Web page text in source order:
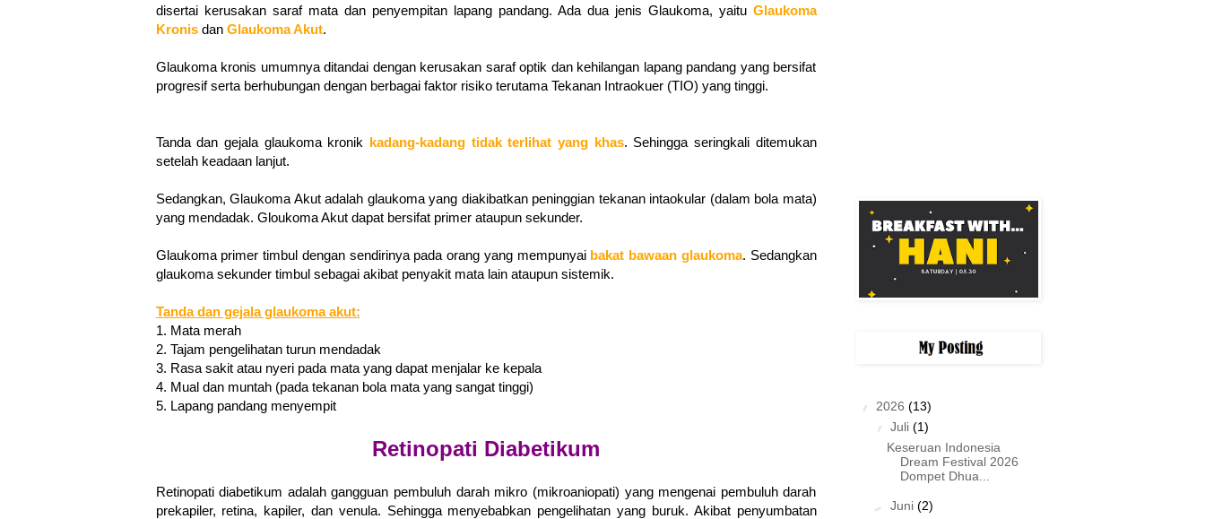
disertai kerusakan saraf mata dan penyempitan lapang pandang. Ada dua jenis Glaukoma, yaitu Glaukoma
Kronisdan Glaukoma Akut.
Glaukoma kronis umumnya ditandai dengan kerusakan saraf optik dan kehilangan lapang pandang yang bersifat
progresif serta berhubungan dengan berbagai faktor risiko terutama Tekanan Intraokuer (TIO) yang tinggi.
Tanda dan gejala glaukoma kronik kadang-kadang tidak terlihat yang khas. Sehingga seringkali ditemukan
setelah keadaan lanjut.
Sedangkan, Glaukoma Akut adalah glaukoma yang diakibatkan peninggian tekanan intaokular (dalam bola mata)
yang mendadak. Gloukoma Akut dapat bersifat primer ataupun sekunder.
Glaukoma primer timbul dengan sendirinya pada orang yang mempunyai bakat bawaan glaukoma. Sedangkan
glaukoma sekunder timbul sebagai akibat penyakit mata lain ataupun sistemik.
Tanda dan gejala glaukoma akut:
1. Mata merah
2. Tajam pengelihatan turun mendadak
3. Rasa sakit atau nyeri pada mata yang dapat menjalar ke kepala
4. Mual dan muntah (pada tekanan bola mata yang sangat tinggi)
5. Lapang pandang menyempit
Retinopati Diabetikum
Retinopati diabetikum adalah gangguan pembuluh darah mikro (mikroaniopati) yang mengenai pembuluh darah
prekapiler, retina, kapiler, dan venula. Sehingga menyebabkan pengelihatan yang buruk. Akibat penyumbatan
▼ 2026 (13)
▼Juli(1)
Keseruan Indonesia
Dream Festival 2026
Dompet Dhua...
►Juni(2)